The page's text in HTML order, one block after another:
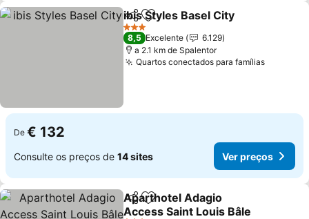
PartilharAdicionar aos favoritos
ibis Styles Basel City
3 Estrelas
8,5 Excelente
6.129
a 2.1 km de Spalentor
Quartos conectados para famílias
De € 132
Consulte os preços de 14 sites Ver preços
PartilharAdicionar aos favoritos
Aparthotel Adagio
Access Saint Louis Bâle